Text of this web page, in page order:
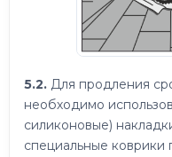
5.2. Для продления
необходимо
силиконовые)
специальные